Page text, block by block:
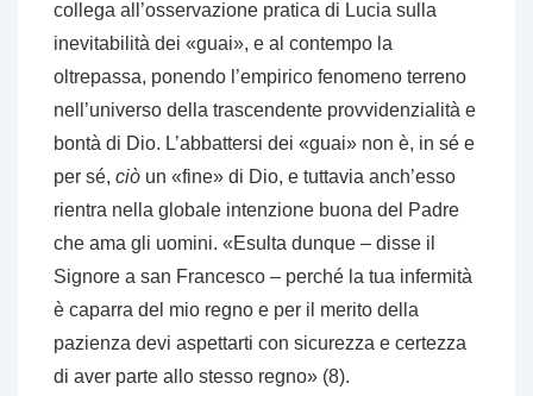
collega all’osservazione pratica di Lucia sulla
inevitabilità dei «guai», e al contempo la
oltrepassa, ponendo l’empirico fenomeno terreno
nell’universo della trascendente provvidenzialità e
bontà di Dio. L’abbattersi dei «guai» non è, in sé e
per sé, ciò un «fine» di Dio, e tuttavia anch’esso
rientra nella globale intenzione buona del Padre
che ama gli uomini. «Esulta dunque – disse il
Signore a san Francesco – perché la tua infermità
è caparra del mio regno e per il merito della
pazienza devi aspettarti con sicurezza e certezza
di aver parte allo stesso regno» (8).